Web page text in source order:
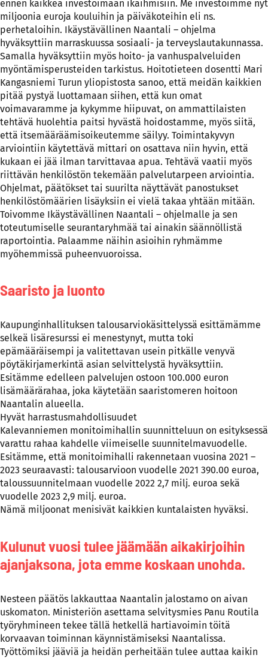
ennen kaikkea investoimaan ikäihmisiin. Me investoimme nyt
miljoonia euroja kouluihin ja päiväkoteihin eli ns.
perhetaloihin. Ikäystävällinen Naantali – ohjelma
hyväksyttiin marraskuussa sosiaali- ja terveyslautakunnassa.
Samalla hyväksyttiin myös hoito- ja vanhuspalveluiden
myöntämisperusteiden tarkistus. Hoitotieteen dosentti Mari
Kangasniemi Turun yliopistosta sanoo, että meidän kaikkien
pitää pystyä luottamaan siihen, että kun omat
voimavaramme ja kykymme hiipuvat, on ammattilaisten
tehtävä huolehtia paitsi hyvästä hoidostamme, myös siitä,
että itsemääräämisoikeutemme säilyy. Toimintakyvyn
arviointiin käytettävä mittari on osattava niin hyvin, että
kukaan ei jää ilman tarvittavaa apua. Tehtävä vaatii myös
riittävän henkilöstön tekemään palvelutarpeen arviointia.
Ohjelmat, päätökset tai suurilta näyttävät panostukset
henkilöstömäärien lisäyksiin ei vielä takaa yhtään mitään.
Toivomme Ikäystävällinen Naantali – ohjelmalle ja sen
toteutumiselle seurantaryhmää tai ainakin säännöllistä
raportointia. Palaamme näihin asioihin ryhmämme
myöhemmissä puheenvuoroissa.
Saaristo ja luonto
Kaupunginhallituksen talousarviokäsittelyssä esittämämme
selkeä lisäresurssi ei menestynyt, mutta toki
epämääräisempi ja valitettavan usein pitkälle venyvä
pöytäkirjamerkintä asian selvittelystä hyväksyttiin.
Esitämme edelleen palvelujen ostoon 100.000 euron
lisämäärärahaa, joka käytetään saaristomeren hoitoon
Naantalin alueella.
Hyvät harrastusmahdollisuudet
Kalevanniemen monitoimihallin suunnitteluun on esityksessä
varattu rahaa kahdelle viimeiselle suunnitelmavuodelle.
Esitämme, että monitoimihalli rakennetaan vuosina 2021 –
2023 seuraavasti: talousarvioon vuodelle 2021 390.00 euroa,
taloussuunnitelmaan vuodelle 2022 2,7 milj. euroa sekä
vuodelle 2023 2,9 milj. euroa.
Nämä miljoonat menisivät kaikkien kuntalaisten hyväksi.
Kulunut vuosi tulee jäämään aikakirjoihin
ajanjaksona, jota emme koskaan unohda.
Nesteen päätös lakkauttaa Naantalin jalostamo on aivan
uskomaton. Ministeriön asettama selvitysmies Panu Routila
työryhmineen tekee tällä hetkellä hartiavoimin töitä
korvaavan toiminnan käynnistämiseksi Naantalissa.
Työttömiksi jääviä ja heidän perheitään tulee auttaa kaikin